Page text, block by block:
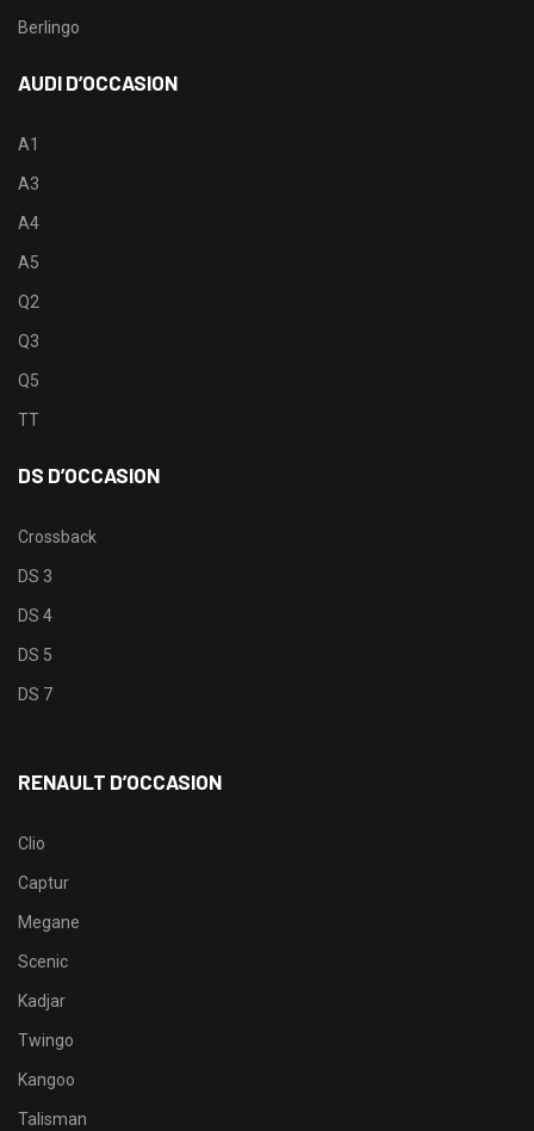
Berlingo
AUDI D’OCCASION
A1
A3
A4
A5
Q2
Q3
Q5
TT
DS D’OCCASION
Crossback
DS 3
DS 4
DS 5
DS 7
RENAULT D’OCCASION
Clio
Captur
Megane
Scenic
Kadjar
Twingo
Kangoo
Talisman